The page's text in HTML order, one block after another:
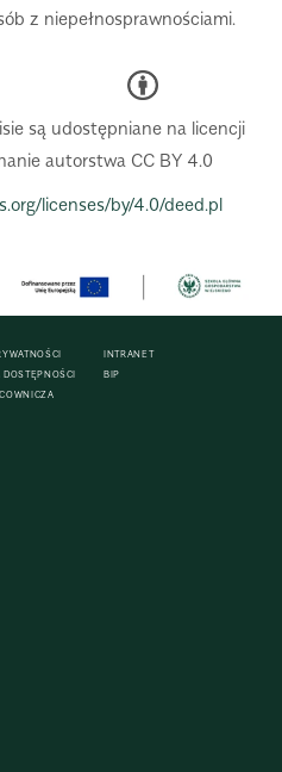
z niepełnosprawnościami.
są udostępniane na licencji
autorstwa CC BY 4.0
licenses/by/4.0/deed.pl
DOSTĘPNOŚCI
INTRANET
BIP